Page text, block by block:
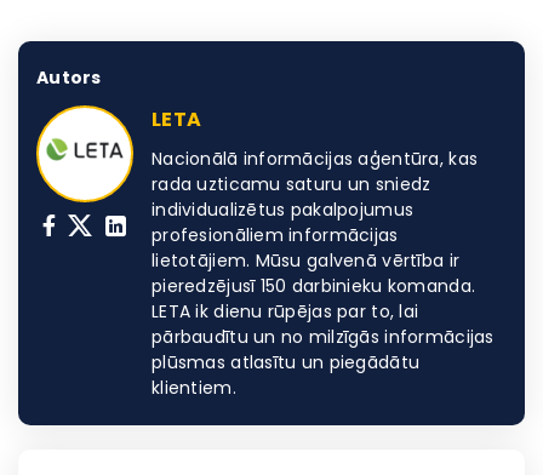
Autors
LETA
Nacionālā informācijas aģentūra, kas
rada uzticamu saturu un sniedz
individualizētus pakalpojumus
profesionāliem informācijas
lietotājiem. Mūsu galvenā vērtība ir
pieredzējusī 150 darbinieku komanda.
LETA ik dienu rūpējas par to, lai
pārbaudītu un no milzīgās informācijas
plūsmas atlasītu un piegādātu
klientiem.